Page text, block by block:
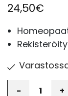
24,50€